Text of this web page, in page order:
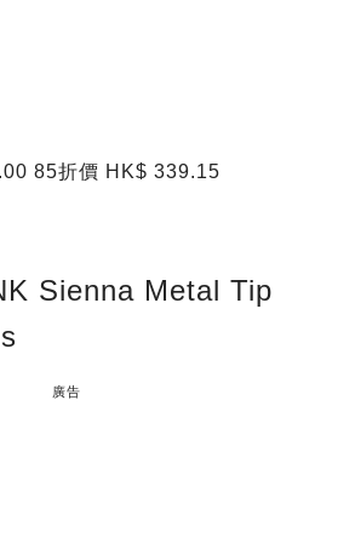
85折價 HK$ 339.15
Sienna Metal Tip
廣告